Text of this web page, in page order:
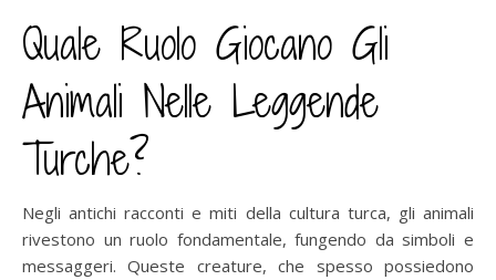
Quale Ruolo Giocano Gli
Animali Nelle Leggende
Turche?
Negli antichi racconti e miti della cultura turca, gli animali
rivestono un ruolo fondamentale, fungendo da simboli e
messaggeri. Queste creature, che spesso possiedono